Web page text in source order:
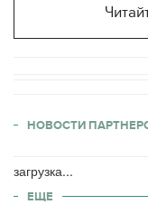
НОВОСТИ
загрузка...
ЕЩЕ